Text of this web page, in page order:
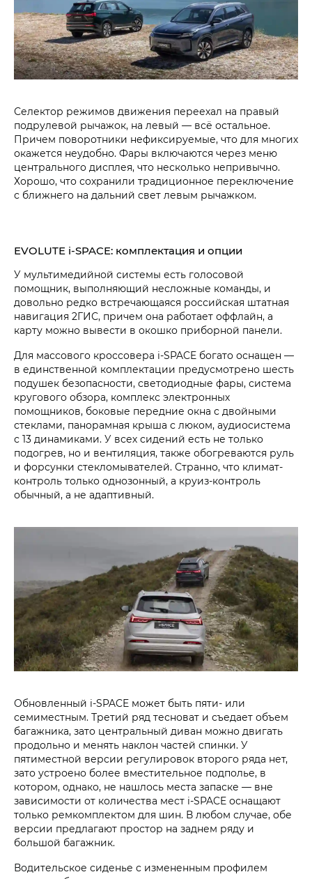
Селектор режимов движения переехал на правый
подрулевой рычажок, на левый — всё остальное.
Причем поворотники нефиксируемые, что для многих
окажется неудобно. Фары включаются через меню
центрального дисплея, что несколько непривычно.
Хорошо, что сохранили традиционное переключение
с ближнего на дальний свет левым рычажком.
EVOLUTE i‑SPACE: комплектация и опции
У мультимедийной системы есть голосовой
помощник, выполняющий несложные команды, и
довольно редко встречающаяся российская штатная
навигация 2ГИС, причем она работает оффлайн, а
карту можно вывести в окошко приборной панели.
Для массового кроссовера i‑SPACE богато оснащен —
в единственной комплектации предусмотрено шесть
подушек безопасности, светодиодные фары, система
кругового обзора, комплекс электронных
помощников, боковые передние окна с двойными
стеклами, панорамная крыша с люком, аудиосистема
с 13 динамиками. У всех сидений есть не только
подогрев, но и вентиляция, также обогреваются руль
и форсунки стекломывателей. Странно, что климат-
контроль только однозонный, а круиз-контроль
обычный, а не адаптивный.
Обновленный i‑SPACE может быть пяти- или
семиместным. Третий ряд тесноват и съедает объем
багажника, зато центральный диван можно двигать
продольно и менять наклон частей спинки. У
пятиместной версии регулировок второго ряда нет,
зато устроено более вместительное подполье, в
котором, однако, не нашлось места запаске — вне
зависимости от количества мест i‑SPACE оснащают
только ремкомплектом для шин. В любом случае, обе
версии предлагают простор на заднем ряду и
большой багажник.
Водительское сиденье с измененным профилем